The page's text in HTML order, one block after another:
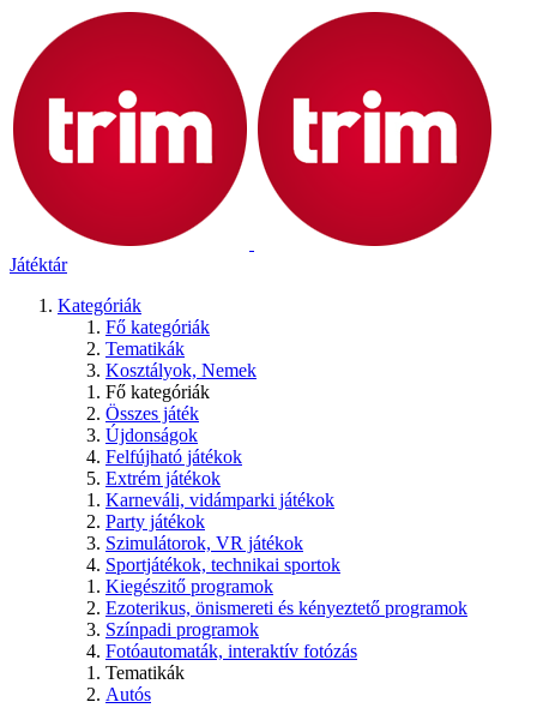
Játéktár
Kategóriák
Fő kategóriák
Tematikák
Kosztályok, Nemek
Fő kategóriák
Összes játék
Újdonságok
Felfújható játékok
Extrém játékok
Karneváli, vidámparki játékok
Party játékok
Szimulátorok, VR játékok
Sportjátékok, technikai sportok
Kiegészitő programok
Ezoterikus, önismereti és kényeztető programok
Színpadi programok
Fotóautomaták, interaktív fotózás
Tematikák
Autós